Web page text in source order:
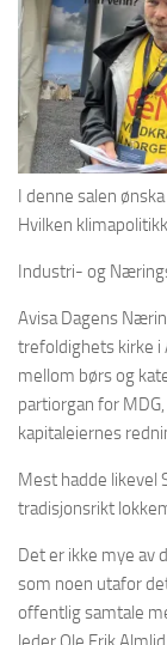
I denne salen
Hvilken
Industri- og
Avisa Dagens
trefoldighets kirke i
mellom børs og
partiorgan for
kapitaleiernes
Mest hadde likevel
tradisjonsrikt
Det er ikke mye av
som noen utafor
offentlig samtale